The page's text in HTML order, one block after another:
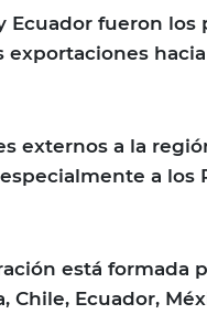
Ecuador fueron los
exportaciones
externos a la
a los
está formada
Chile, Ecuador,